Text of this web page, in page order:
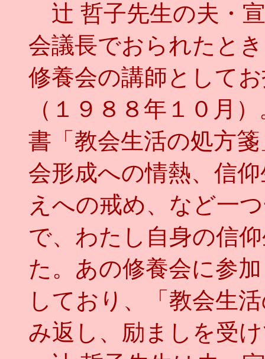
辻 哲子先生の夫・
会議長でおられたと
修養会の講師として
（１９８８年１０月
書「教会生活の処方
会形成への情熱、信
えへの戒め、など一
で、わたし自身の信
た。あの修養会に参
しており、「教会生
み返し、励ましを受